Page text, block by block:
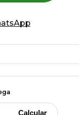
Calcular